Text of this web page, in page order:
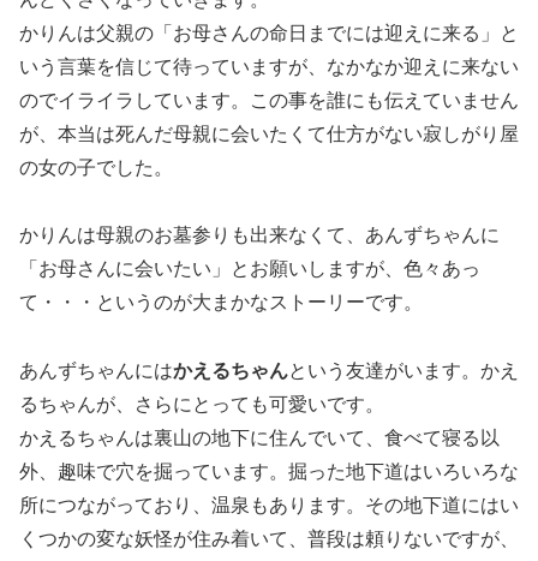
かりんは父親の「お母さんの命日までには迎えに来る」と
いう言葉を信じて待っていますが、なかなか迎えに来ない
のでイライラしています。この事を誰にも伝えていません
が、本当は死んだ母親に会いたくて仕方がない寂しがり屋
の女の子でした。
かりんは母親のお墓参りも出来なくて、あんずちゃんに
「お母さんに会いたい」とお願いしますが、色々あっ
て・・・というのが大まかなストーリーです。
あんずちゃんにはかえるちゃんという友達がいます。かえ
るちゃんが、さらにとっても可愛いです。
かえるちゃんは裏山の地下に住んでいて、食べて寝る以
外、趣味で穴を掘っています。掘った地下道はいろいろな
所につながっており、温泉もあります。その地下道にはい
くつかの変な妖怪が住み着いて、普段は頼りないですが、